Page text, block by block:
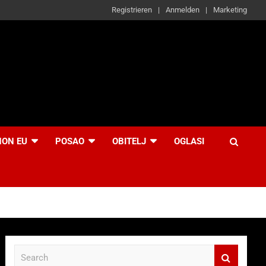
Registrieren Anmelden Marketing
EU POSAO OBITELJ OGLASI